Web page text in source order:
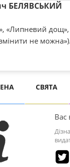
БЕЛЯВСЬКИЙ
«Липневий
не можна»).
СВЯТА
Вас